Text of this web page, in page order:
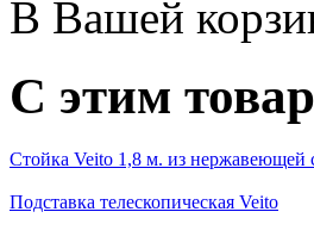
В Вашей
С этим
Стойка Veito 1,8 м. из нержавеющей
Подставка телескопическая Veito